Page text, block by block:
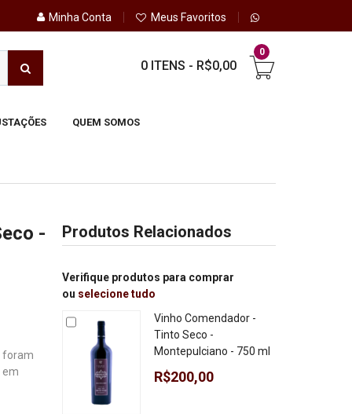
Meus Favoritos
Minha Conta
0
0 ITENS - R$0,00
QUEM SOMOS
-
foram
em
Produtos Relacionados
Verifique produtos para comprar
ou selecione tudo
Vinho Comendador -
Tinto Seco -
Montepulciano - 750 ml
R$200,00